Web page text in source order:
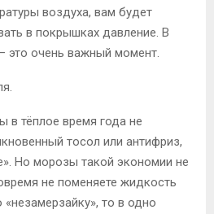
воздуха, вам будет
в покрышках давление. В
это очень важный момент.
в тёплое время года не
тосол или антифриз,
Но морозы такой экономии не
не поменяете жидкость
то в одно